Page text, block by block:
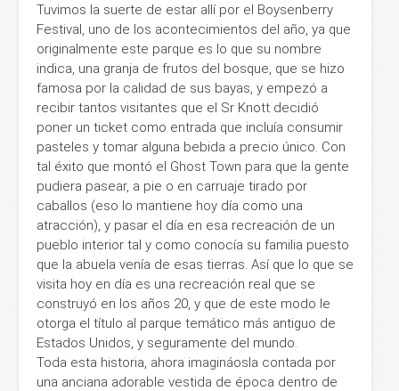
Tuvimos la suerte de estar allí por el Boysenberry
Festival, uno de los acontecimientos del año, ya que
originalmente este parque es lo que su nombre
indica, una granja de frutos del bosque, que se hizo
famosa por la calidad de sus bayas, y empezó a
recibir tantos visitantes que el Sr Knott decidió
poner un ticket como entrada que incluía consumir
pasteles y tomar alguna bebida a precio único. Con
tal éxito que montó el Ghost Town para que la gente
pudiera pasear, a pie o en carruaje tirado por
caballos (eso lo mantiene hoy día como una
atracción), y pasar el día en esa recreación de un
pueblo interior tal y como conocía su familia puesto
que la abuela venía de esas tierras. Así que lo que se
visita hoy en día es una recreación real que se
construyó en los años 20, y que de este modo le
otorga el título al parque temático más antiguo de
Estados Unidos, y seguramente del mundo.
Toda esta historia, ahora imagináosla contada por
una anciana adorable vestida de época dentro de